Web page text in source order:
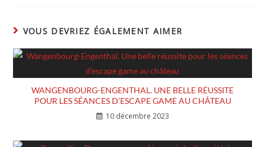
VOUS DEVRIEZ ÉGALEMENT AIMER
WANGENBOURG-ENGENTHAL. UNE BELLE RÉUSSITE
POUR LES SÉANCES D’ESCAPE GAME AU CHÂTEAU
10 décembre 2023